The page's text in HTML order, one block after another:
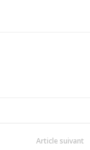
Article suivant